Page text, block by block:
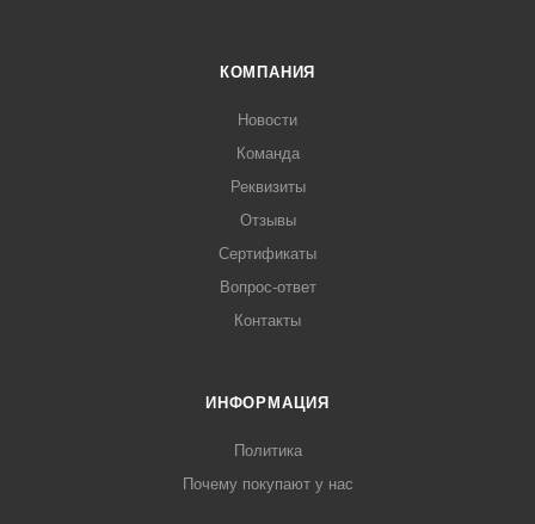
КОМПАНИЯ
Новости
Команда
Реквизиты
Отзывы
Сертификаты
Вопрос-ответ
Контакты
ИНФОРМАЦИЯ
Политика
Почему покупают у нас